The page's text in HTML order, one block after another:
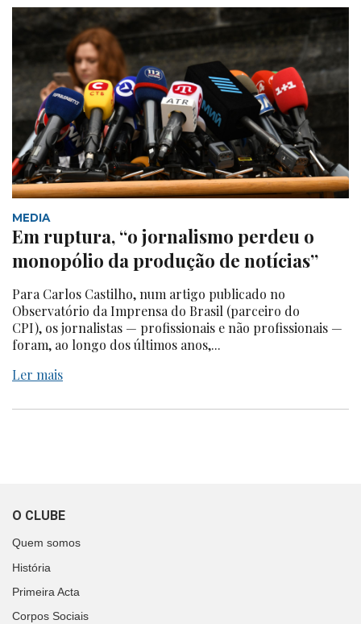
MEDIA
Em ruptura, “o jornalismo perdeu o
monopólio da produção de notícias”
Para Carlos Castilho, num artigo publicado no
Observatório da Imprensa do Brasil (parceiro do
CPI), os jornalistas — profissionais e não profissionais —
foram, ao longo dos últimos anos,...
Ler mais
O CLUBE
Quem somos
História
Primeira Acta
Corpos Sociais